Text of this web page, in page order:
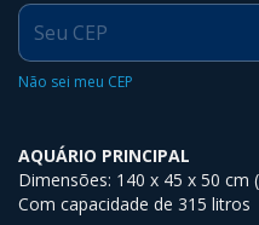
Não sei meu CEP
AQUÁRIO PRINCIPAL
Dimensões: 140 x 45 x 50 cm
Com capacidade de 315 litros